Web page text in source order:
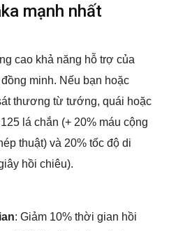
mạnh nhất
cao khả năng hỗ trợ của
minh. Nếu bạn hoặc
thương từ tướng, quái hoặc
lá chắn (+ 20% máu cộng
thuật) và 20% tốc độ di
hồi chiêu).
: Giảm 10% thời gian hồi